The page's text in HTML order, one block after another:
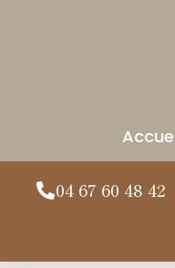
04 67 60 48 42